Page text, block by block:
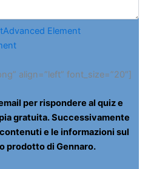
Advanced Element
align=”left” font_size=”20″]
per rispondere al quiz e
gratuita. Successivamente
e le informazioni sul
prodotto di Gennaro.